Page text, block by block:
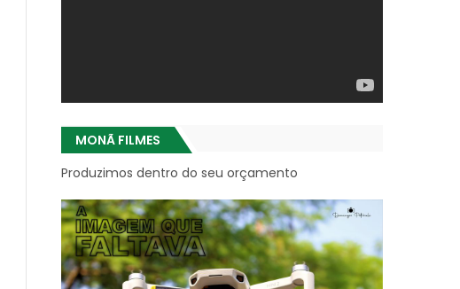
MONÃ FILMES
Produzimos dentro do seu orçamento